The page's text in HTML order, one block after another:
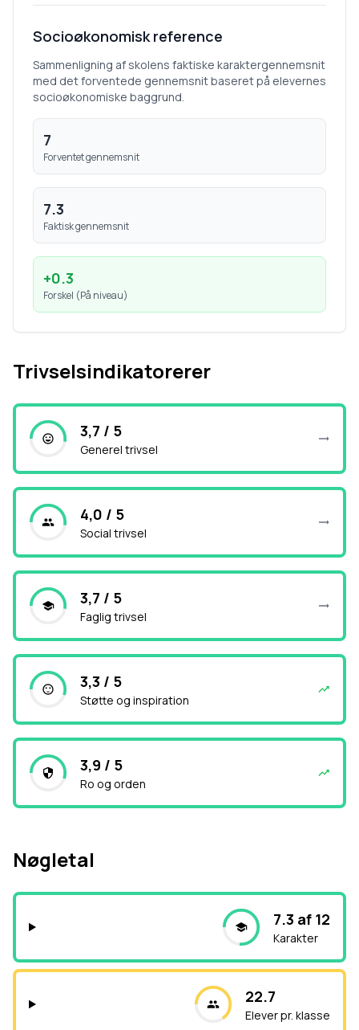
Socioøkonomisk reference
Sammenligning af skolens faktiske karaktergennemsnit
med det forventede gennemsnit baseret på elevernes
socioøkonomiske baggrund.
7
Forventet gennemsnit
7.3
Faktisk gennemsnit
+0.3
Forskel (På niveau)
Trivselsindikatorerer
3,7 / 5
Generel trivsel
4,0 / 5
Social trivsel
3,7 / 5
Faglig trivsel
3,3 / 5
Støtte og inspiration
3,9 / 5
Ro og orden
Nøgletal
7.3 af 12
Karakter
22.7
Elever pr. klasse